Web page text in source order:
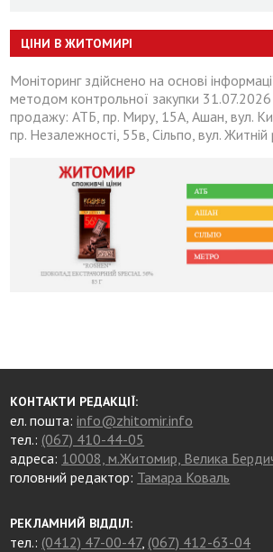
ЦІНИ В ЖИТОМИРІ
Моніторинг здійснено на основі
методом контрольної закупки 31.07.2026
продажу: АТБ, пр. Миру, 15А, Ашан, вул.
пр. Незалежності, 55в, Сільпо, вул. Житній
КОНТАКТИ РЕДАКЦІЇ:
ел. пошта:info@zhitomir.info
тел.: (067) 410-44-05
адреса: 10008, м.Житомир, Велика
головний редактор: Тамара Коваль
РЕКЛАМНИЙ ВІДДІЛ:
тел.: (0412) 47-00-47, (067) 412-63-04